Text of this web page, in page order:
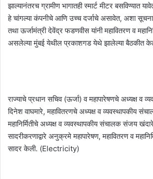
झाल्यानंतरच ग्रामीण भागातही स्मार्ट मीटर बसविण्यात
हे चांगल्या कंपनीचे आणि उच्च दर्जाचे असावेत, अशा
तथा ऊर्जामंत्री देवेंद्र फडणवीस यांनी महावितरण व
असलेल्या मुंबई येथील प्रकाशगड येथे झालेल्या बैठकीत
राज्याचे प्रधान सचिव (ऊर्जा) व महापारेषणचे अध्यक्ष व
दिनेश वाघमारे, महावितरणचे अध्यक्ष व व्यवस्थापकीय
महानिर्मितीचे अध्यक्ष व व्यवस्थापकीय संचालक संजय
सादरीकरणाद्वारे अनुक्रमे महापारेषण, महावितरण व
सादर केली. (Electricity)